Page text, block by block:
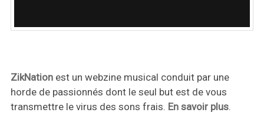
ZikNationest un webzine musical conduit par une
horde de passionnés dont le seul but est de vous
transmettre le virus des sons frais. En savoir plus.